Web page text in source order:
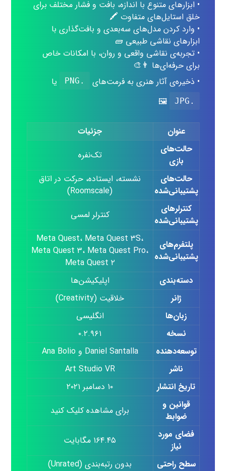
• ابزارهای متنوع با اندازه، بافت و فشار مختلف برای
خلق استایل‌های متفاوت 🖍️
• وارد کردن مدل‌های سه‌بعدی و بافت‌گذاری با
ابزارهای نقاشی طبیعی 🧱
• تجربه‌ی نقاشی واقعی و روان، با امکانات خاص
برای حرفه‌ای‌ها 👨‍🎨
• ذخیره‌ی آثار هنری به فرمت‌های
.PNG یا
.JPG
🖼️
عنوان
جزئیات
حالت‌های
بازی
تک‌نفره
حالت‌های
پشتیبانی‌شده
نشسته، ایستاده، حرکت در اتاق
(Roomscale)
کنترلرهای
پشتیبانی‌شده
کنترلر لمسی
پلتفرم‌های
پشتیبانی‌شده
Meta Quest، Meta Quest ۳S،
Meta Quest ۳، Meta Quest Pro،
Meta Quest ۲
دسته‌بندی
اپلیکیشن‌ها
ژانر
خلاقیت (Creativity)
زبان‌ها
انگلیسی
نسخه
۰.۲.۹۶۱
توسعه‌دهنده
Daniel Santalla و Ana Bolio
ناشر
Art Studio VR
تاریخ انتشار
۱۰ دسامبر ۲۰۲۱
قوانین و
ضوابط
برای مشاهده کلیک کنید
فضای مورد
نیاز
۱۶۴.۴۵ مگابایت
سطح راحتی
بدون رتبه‌بندی (Unrated)